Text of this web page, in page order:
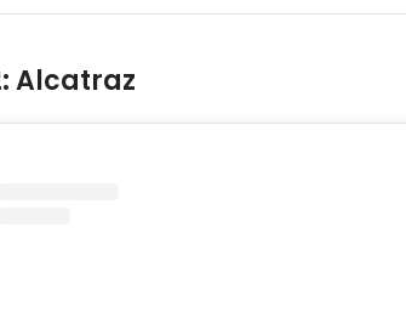
Alcatraz